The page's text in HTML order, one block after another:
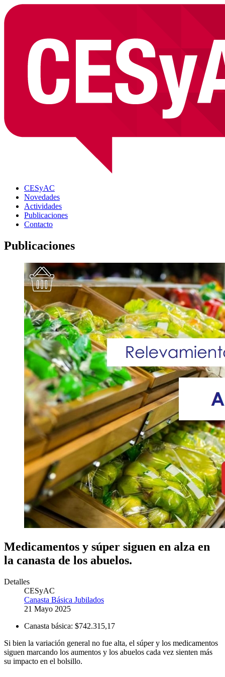
CESyAC
Novedades
Actividades
Publicaciones
Contacto
Publicaciones
Medicamentos y súper siguen en alza en
la canasta de los abuelos.
Detalles
CESyAC
Canasta Básica Jubilados
21 Mayo 2025
Canasta básica: $742.315,17
Si bien la variación general no fue alta, el súper y los medicamentos
siguen marcando los aumentos y los abuelos cada vez sienten más
su impacto en el bolsillo.